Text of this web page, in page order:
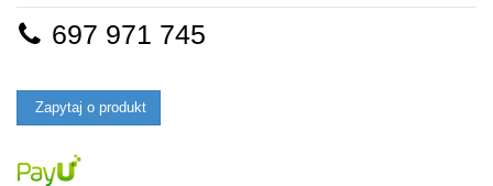
697 971 745
Zapytaj o produkt